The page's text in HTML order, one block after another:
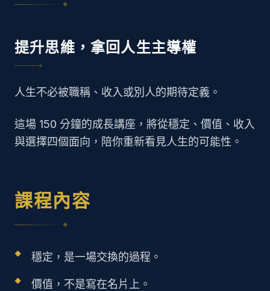
◆
提升思維，拿回人生主導權
◆
人生不必被職稱、收入或別人的期待定義。
這場 150 分鐘的成長講座，將從穩定、價值、收入
與選擇四個面向，陪你重新看見人生的可能性。
課程內容
◆
穩定，是一場交換的過程。
價值，不是寫在名片上。